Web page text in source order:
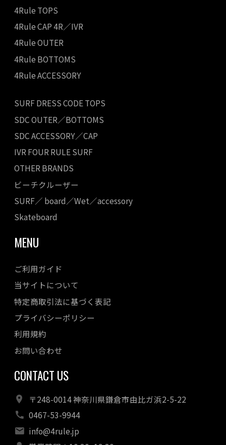
4Rule TOPS
4Rule CAP 4R／IVR
4Rule OUTER
4Rule BOTTOMS
4Rule ACCESSORY
SURF DRESS CODE TOPS
SDC OUTER／BOTTOMS
SDC ACCESSORY／CAP
IVR FOUR RULE SURF
OTHER BRANDS
ビーチクルーザー
SURF／ board／Wet／accessory
Skateboard
MENU
ご利用ガイド
当サイトについて
特定商取引法に基づく表記
プライバシーポリシー
利用規約
お問い合わせ
CONTACT US
〒248-0014 神奈川県鎌倉市由比ガ浜2-5-22
0467-53-9944
info@4rule.jp